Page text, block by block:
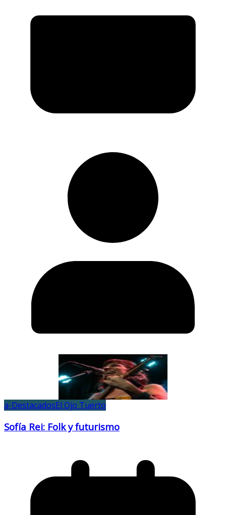
a-DestacadosEl Ojo Tuerto
Sofía Rei: Folk y futurismo